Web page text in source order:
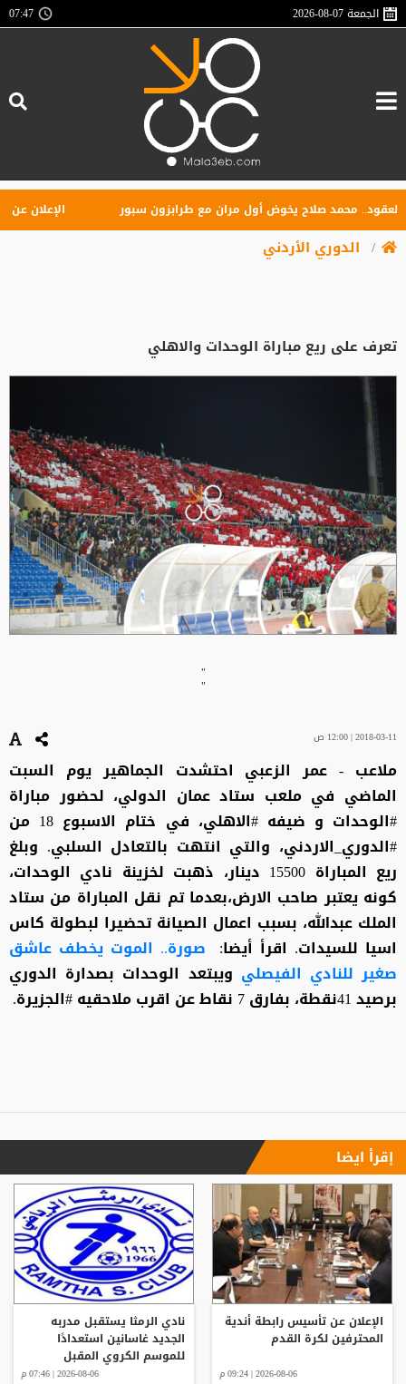
الجمعة2026-08-07
07:47
محمد صلاح يخوض أول مران مع طرابزون سبور الإعلان عن
الدوري الأردني
تعرف على ريع مباراة الوحدات والاهلي
"
"
2018-03-11 | 12:00 ص
ملاعب - عمر الزعبي احتشدت الجماهير يوم السبت
الماضي في ملعب ستاد عمان الدولي، لحضور مباراة
#الوحدات و ضيفه #الاهلي، في ختام الاسبوع 18 من
#الدوري_الاردني، والتي انتهت بالتعادل السلبي. وبلغ
ريع المباراة 15500 دينار، ذهبت لخزينة نادي الوحدات،
كونه يعتبر صاحب الارض،بعدما تم نقل المباراة من ستاد
الملك عبدالله، بسبب اعمال الصيانة تحضيرا لبطولة كاس
اسيا للسيدات. اقرأ أيضا: صورة.. الموت يخطف عاشق
صغير للنادي الفيصلي ويبتعد الوحدات بصدارة الدوري
برصيد 41نقطة، بفارق 7 نقاط عن اقرب ملاحقيه #الجزيرة.
إقرأ ايضا
الإعلان عن تأسيس رابطة أندية
المحترفين لكرة القدم
2026-08-06 | 09:24 م
نادي الرمثا يستقبل مدربه
الجديد غاسانين استعدادًا
للموسم الكروي المقبل
2026-08-06 | 07:46 م